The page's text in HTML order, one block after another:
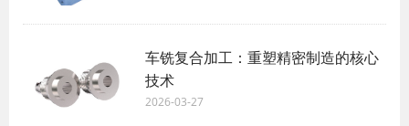
车铣复合加工：重塑精密制造的核心
技术
2026-03-27